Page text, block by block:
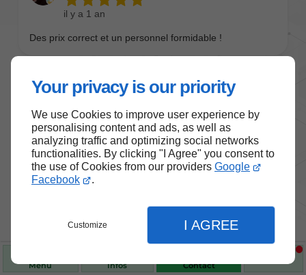
Your privacy is our priority
We use Cookies to improve user experience by
personalising content and ads, as well as
analyzing traffic and optimizing social networks
functionalities. By clicking "I Agree" you consent to
the use of Cookies from our providers Google
Facebook
.
Customize I AGREE
Menu Infos Contact
Nos produits de santé et de